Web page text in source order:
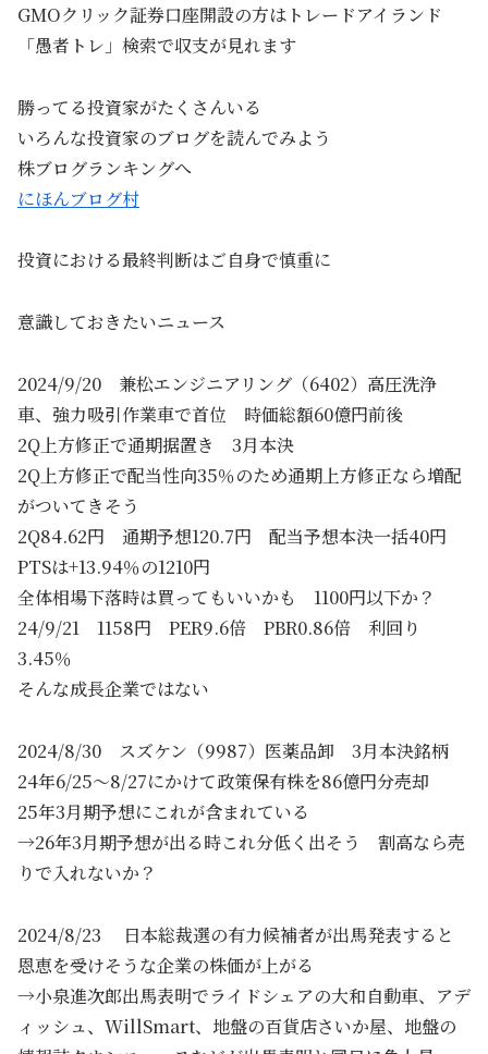
GMOクリック証券口座開設の方はトレードアイランド
「愚者トレ」検索で収支が見れます
勝ってる投資家がたくさんいる
いろんな投資家のブログを読んでみよう
株ブログランキングへ
にほんブログ村
投資における最終判断はご自身で慎重に
意識しておきたいニュース
2024/9/20 兼松エンジニアリング（6402）高圧洗浄
車、強力吸引作業車で首位 時価総額60億円前後
2Q上方修正で通期据置き 3月本決
2Q上方修正で配当性向35％のため通期上方修正なら増配
がついてきそう
2Q84.62円 通期予想120.7円 配当予想本決一括40円
PTSは+13.94％の1210円
全体相場下落時は買ってもいいかも 1100円以下か？
24/9/21 1158円 PER9.6倍 PBR0.86倍 利回り
3.45％
そんな成長企業ではない
2024/8/30 スズケン（9987）医薬品卸 3月本決銘柄
24年6/25～8/27にかけて政策保有株を86億円分売却
25年3月期予想にこれが含まれている
→26年3月期予想が出る時これ分低く出そう 割高なら売
りで入れないか？
2024/8/23 日本総裁選の有力候補者が出馬発表すると
恩恵を受けそうな企業の株価が上がる
→小泉進次郎出馬表明でライドシェアの大和自動車、アデ
ィッシュ、WillSmart、地盤の百貨店さいか屋、地盤の